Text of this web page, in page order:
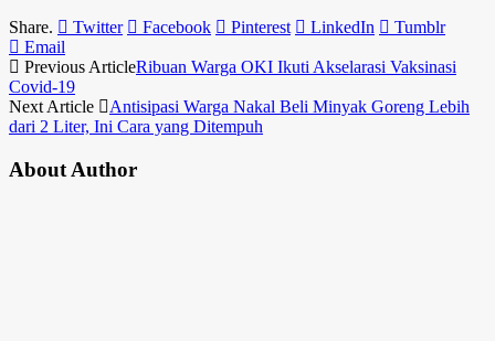
Share.
Twitter Facebook Pinterest LinkedIn
Tumblr
Email
Previous ArticleRibuan Warga OKI Ikuti Akselarasi Vaksinasi
Covid-19
Next Article
Antisipasi Warga Nakal Beli Minyak Goreng Lebih
dari 2 Liter, Ini Cara yang Ditempuh
About Author